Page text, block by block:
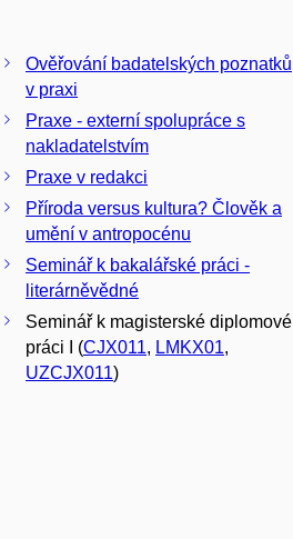
Ověřování badatelských poznatků
v praxi
Praxe - externí spolupráce s
nakladatelstvím
Praxe v redakci
Příroda versus kultura? Člověk a
umění v antropocénu
Seminář k bakalářské práci -
literárněvědné
Seminář k magisterské diplomové
práci I (CJX011, LMKX01,
UZCJX011)